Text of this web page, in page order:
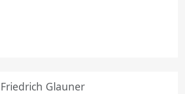
Friedrich Glauner